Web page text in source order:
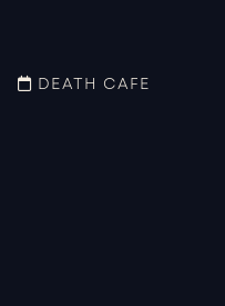
DEATH CAFE